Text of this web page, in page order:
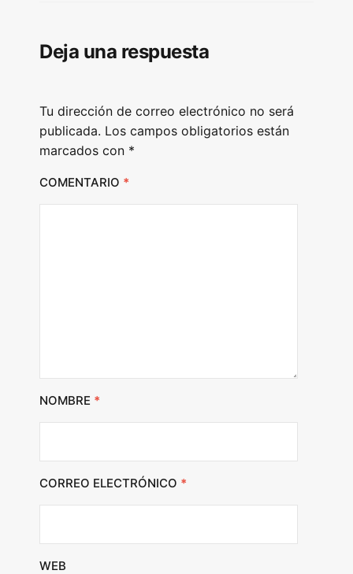
a
r
Deja una respuesta
Tu dirección de correo electrónico no será
publicada. Los campos obligatorios están
marcados con *
COMENTARIO *
NOMBRE *
CORREO ELECTRÓNICO *
WEB